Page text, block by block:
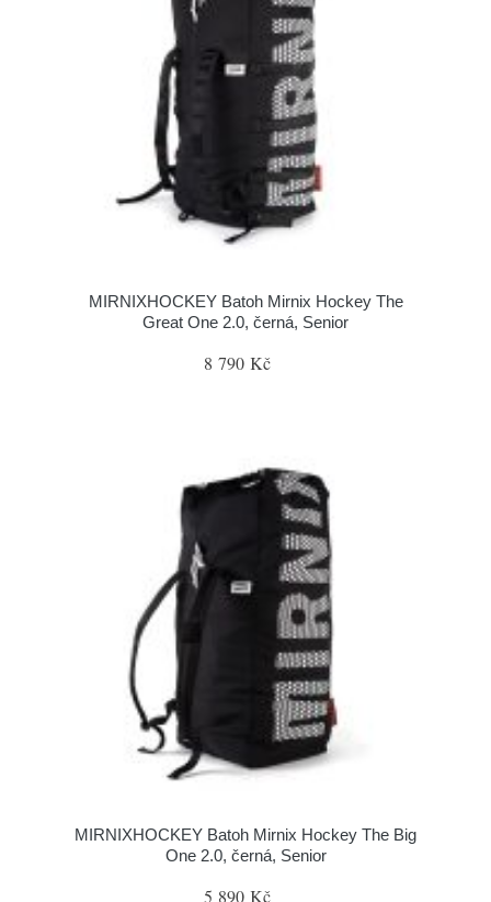
MIRNIXHOCKEY Batoh Mirnix Hockey The
Great One 2.0, černá, Senior
8 790 Kč
MIRNIXHOCKEY Batoh Mirnix Hockey The Big
One 2.0, černá, Senior
5 890 Kč